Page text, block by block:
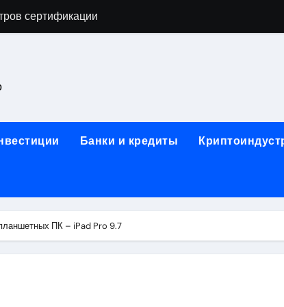
сертификации
и электрооборудование для ногтевого сервиса,
базальтового теплоизоляционного шнура разных
для освоения актуальных профессий онлайн
от проектной документации до
Банки и кредиты
ПК – iPad Pro 9.7